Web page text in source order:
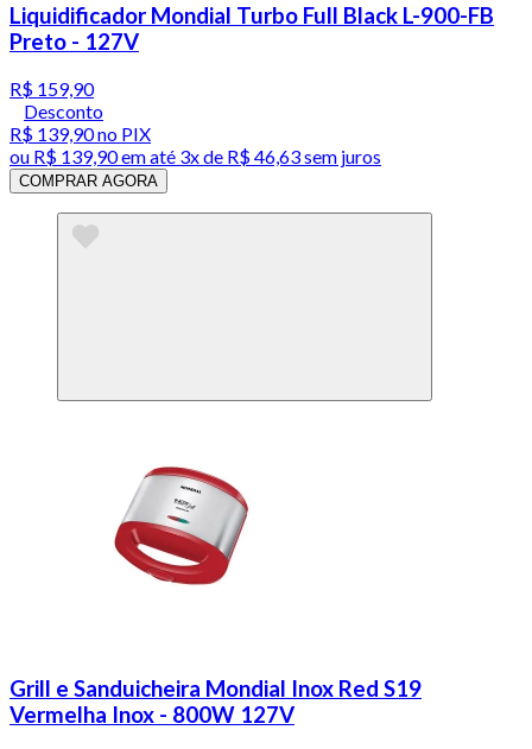
Liquidificador Mondial Turbo Full Black L-900-FB
Preto - 127V
R$ 159,90
Desconto
R$ 139,90no PIX
ou R$ 139,90em até 3x de R$ 46,63 sem juros
COMPRAR AGORA
Grill e Sanduicheira Mondial Inox Red S19
Vermelha Inox - 800W 127V